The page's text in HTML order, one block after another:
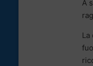
A
La